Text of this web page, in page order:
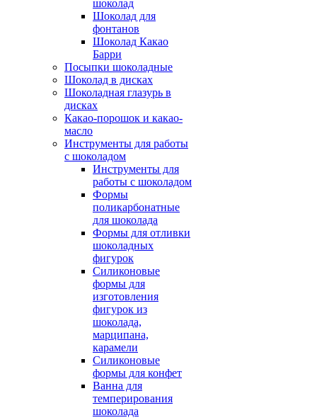
шоколад
Шоколад для
фонтанов
Шоколад Какао
Барри
Посыпки шоколадные
Шоколад в дисках
Шоколадная глазурь в
дисках
Какао-порошок и какао-
масло
Инструменты для работы
с шоколадом
Инструменты для
работы с шоколадом
Формы
поликарбонатные
для шоколада
Формы для отливки
шоколадных
фигурок
Силиконовые
формы для
изготовления
фигурок из
шоколада,
марципана,
карамели
Силиконовые
формы для конфет
Ванна для
темперирования
шоколада